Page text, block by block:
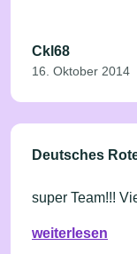
Ckl68
16. Oktober 2014
Deutsches
weiterlesen